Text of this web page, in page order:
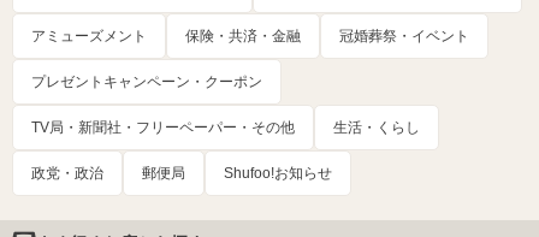
アミューズメント 保険・共済・金融 冠婚葬祭・イベント
プレゼントキャンペーン・クーポン
TV局・新聞社・フリーペーパー・その他 生活・くらし
政党・政治 郵便局 Shufoo!お知らせ